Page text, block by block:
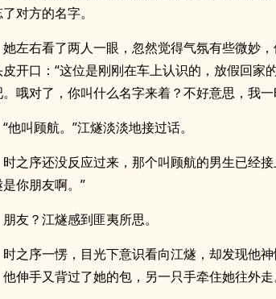
对方的名字。
她左右看了两人一眼，忽然觉得气氛有些微妙
皮开口：“这位是刚刚在车上认识的，放假回
哦对了，你叫什么名字来着？不好意思，我
“他叫顾航。”江燧淡淡地接过话。
时之序还没反应过来，那个叫顾航的男生已经
你朋友啊。”
朋友？江燧感到匪夷所思。
时之序一愣，目光下意识看向江燧，却发现他
伸手又背过了她的包，另一只手牵住她往外走